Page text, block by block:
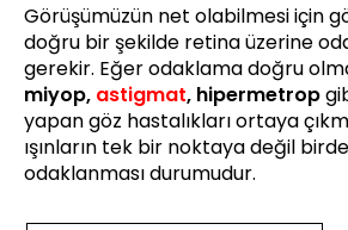
Görüşümüzün net olabilmesi için
doğru bir şekilde retina üzerine
gerekir. Eğer odaklama doğru
miyop, astigmat, hipermetrop
yapan göz hastalıkları ortaya
ışınların tek bir noktaya değil
odaklanması durumudur.